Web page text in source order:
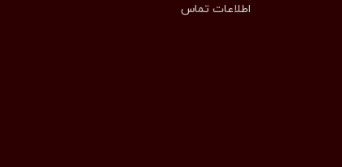
اطلاعات تماس